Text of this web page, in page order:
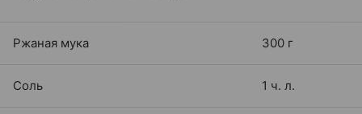
Ржаная мука 300 г
Соль 1 ч. л.